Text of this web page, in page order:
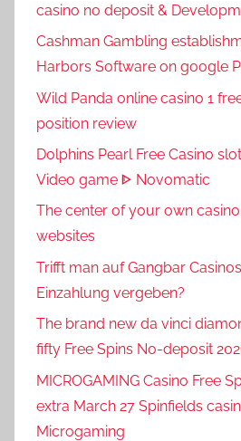
casino no deposit &
Cashman Gambling
Harbors Software on google
Wild Panda online casino 1
position review
Dolphins Pearl Free Casino
Video game ᐈ Novomatic
The center of your own
websites
Trifft man auf Gangbar
Einzahlung vergeben?
The brand new da vinci
fifty Free Spins No-deposit
MICROGAMING Casino Free
extra March 27 Spinfields
Microgaming